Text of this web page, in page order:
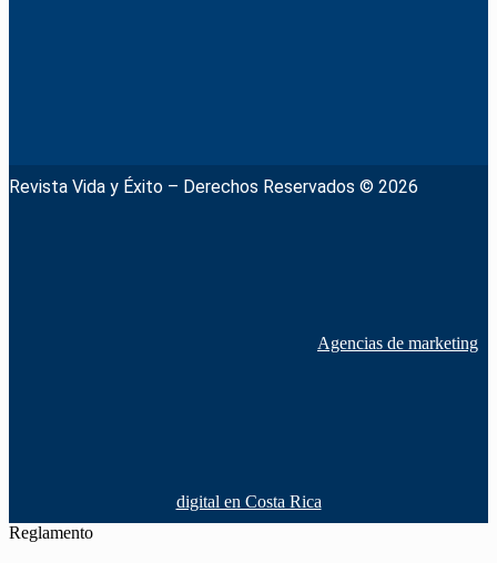
Revista Vida y Éxito – Derechos Reservados © 2026
Agencias de marketing
digital en Costa Rica
Reglamento